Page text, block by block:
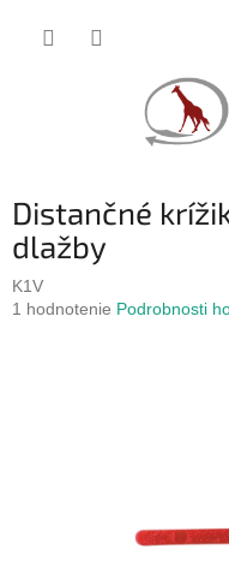
Distančné
dlažby
K1V
Priemerné
1 hodnotenie Podrobnosti